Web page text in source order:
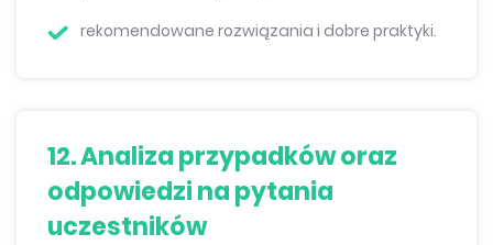
rekomendowane rozwiązania i dobre praktyki.
12. Analiza przypadków oraz
odpowiedzi na pytania
uczestników